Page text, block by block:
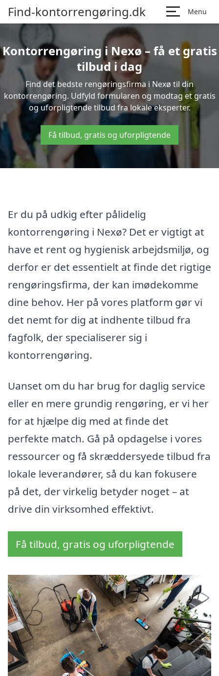
Find-kontorrengøring.dk Menu
Kontorrengøring i Nexø – få et gratis
tilbud i dag
Find det bedste rengøringsfirma i Nexø til din
kontorrengøring. Udfyld formularen og modtag et gratis
og uforpligtende tilbud fra lokale eksperter.
Få tilbud, gratis og uforpligtende
Er du på udkig efter pålidelig
kontorrengøring i Nexø? Det er vigtigt at
have et rent og hygienisk arbejdsmiljø, og
derfor er det essentielt at finde det rigtige
rengøringsfirma, der kan imødekomme
dine behov. Her på vores platform gør vi
det nemt for dig at indhente tilbud fra
fagfolk, der specialiserer sig i
kontorrengøring.
Uanset om du har brug for daglig service
eller en mere grundig rengøring, er vi her
for at hjælpe dig med at finde det
perfekte match. Gå på opdagelse i vores
ressourcer og få skræddersyede tilbud fra
lokale leverandører, så du kan fokusere
på det, der virkelig betyder noget – at
drive din virksomhed effektivt.
Få tilbud, gratis og uforpligtende